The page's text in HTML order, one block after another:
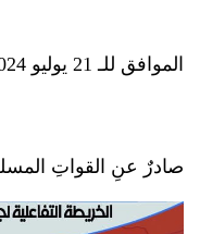
الموافق للـ 21 يوليو 2024م
صادرٌ عنِ القواتِ